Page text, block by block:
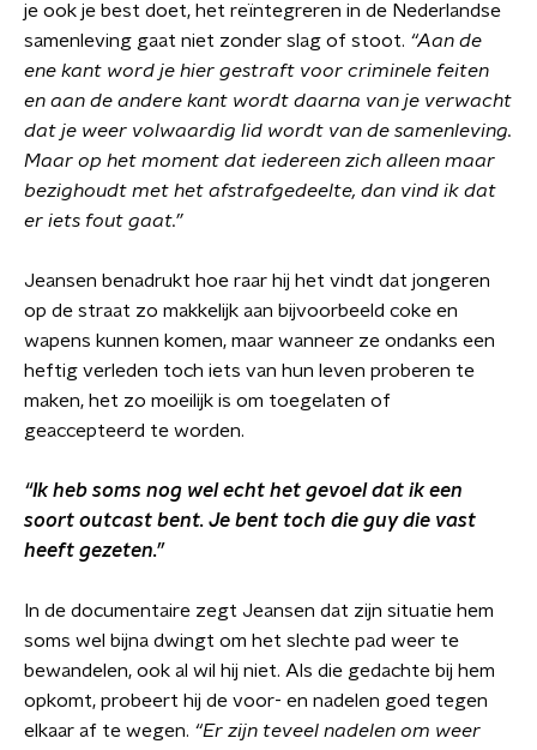
je ook je best doet, het reïntegreren in de Nederlandse
samenleving gaat niet zonder slag of stoot. “Aan de
ene kant word je hier gestraft voor criminele feiten
en aan de andere kant wordt daarna van je verwacht
dat je weer volwaardig lid wordt van de samenleving.
Maar op het moment dat iedereen zich alleen maar
bezighoudt met het afstrafgedeelte, dan vind ik dat
er iets fout gaat.”
Jeansen benadrukt hoe raar hij het vindt dat jongeren
op de straat zo makkelijk aan bijvoorbeeld coke en
wapens kunnen komen, maar wanneer ze ondanks een
heftig verleden toch iets van hun leven proberen te
maken, het zo moeilijk is om toegelaten of
geaccepteerd te worden.
“Ik heb soms nog wel echt het gevoel dat ik een
soort outcast bent. Je bent toch die guy die vast
heeft gezeten.”
In de documentaire zegt Jeansen dat zijn situatie hem
soms wel bijna dwingt om het slechte pad weer te
bewandelen, ook al wil hij niet. Als die gedachte bij hem
opkomt, probeert hij de voor- en nadelen goed tegen
elkaar af te wegen. “Er zijn teveel nadelen om weer